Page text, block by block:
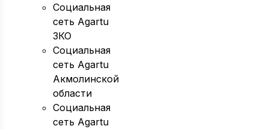
Социальная
сеть Agartu
ЗКО
Социальная
сеть Agartu
Акмолинской
области
Социальная
сеть Agartu